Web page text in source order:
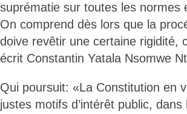
suprématie sur toutes les normes
On comprend dès lors que la
doive revêtir une certaine rigidité,
écrit Constantin Yatala Nsomwe
Qui poursuit: «La Constitution en
justes motifs d’intérêt public,